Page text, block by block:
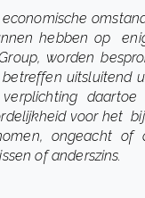
hebben op
worden
uitsluitend
verplichting
voor het
ongeacht
of anderszins.